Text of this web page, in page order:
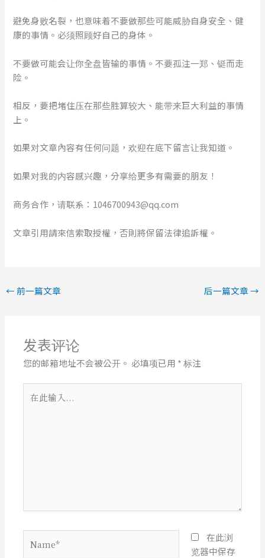
避免身败名裂，也意味着不要做那些可能威胁自身安全、健
康的事情。必须照顾好自己的身体。
不要做可能会让你全盘皆输的事情。不要孤注一郑、铤而走
险。
相反，要把堵住压在那些胜算较大、能带来巨大利益的事情
上。
如果对文章內容有任何问题，欢迎在底下留言让我知道。
如果对我的内容感兴趣，分享给更多有需要的朋友！
商务合作，请联系：1046700943@qq.com
文章引用請來信索取授權，否則將保留法律追訴權。
← 前一篇文章 后一篇文章→
发表评论
您的邮箱地址不会被公开。 必填项已用 *标注
在此浏
览器中保存